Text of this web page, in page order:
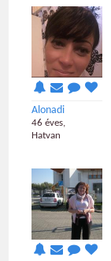
Alonadi
46 éves,
Hatvan